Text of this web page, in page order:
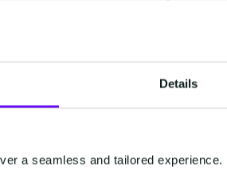
Details
a seamless and tailored
al instante,
y eficiente